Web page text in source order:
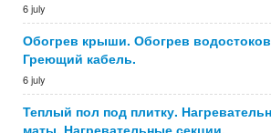
6 july
Обогрев крыши. Обогрев
Греющий кабель.
6 july
Теплый пол под плитку.
маты. Нагревательные секции.